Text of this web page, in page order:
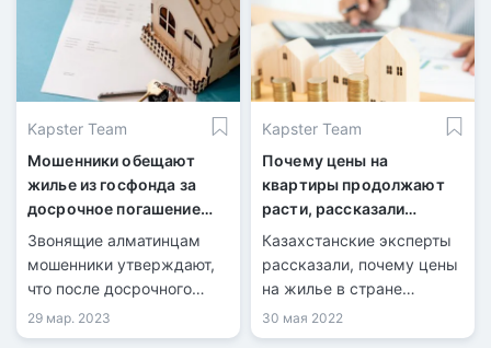
kn.kz со ссылкой на
пресс-службу банка.
Tengrinews.kz со ссылкой
на КТК.
Kapster Team
Мошенники обещают
жилье из госфонда за
досрочное погашение
кредитов
Звонящие алматинцам
мошенники утверждают,
что после досрочного
погашения кредитов есть
возможность получить
29 мар. 2023
Kapster Team
Почему цены на
квартиры продолжают
расти, рассказали
казахстанские эксперты
Казахстанские эксперты
рассказали, почему цены
на жилье в стране
продолжают расти, при
том что продажи квартир
30 мая 2022